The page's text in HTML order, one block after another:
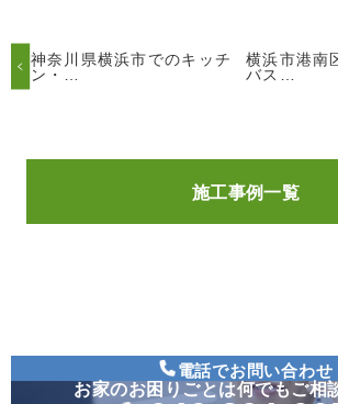
神奈川県横浜市でのキッチ
ン・…
横浜市港南
バス…
施工事例一覧
電話でお問い合わせ
お家のお困りごとは何でもご相